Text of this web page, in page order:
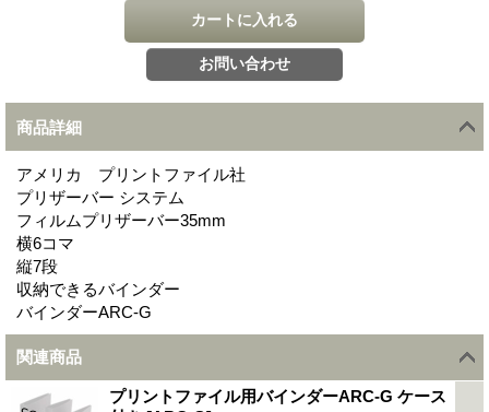
商品詳細
アメリカ プリントファイル社
プリザーバー システム
フィルムプリザーバー35mm
横6コマ
縦7段
収納できるバインダー
バインダーARC-G
関連商品
プリントファイル用バインダーARC-G ケース